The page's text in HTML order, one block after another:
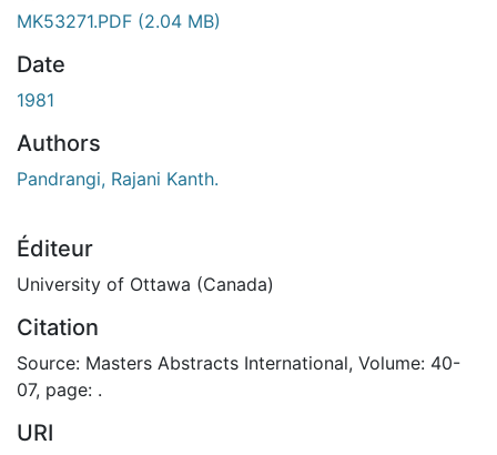
MK53271.PDF (2.04 MB)
Date
1981
Authors
Pandrangi, Rajani Kanth.
Éditeur
University of Ottawa (Canada)
Citation
Source: Masters Abstracts International, Volume: 40-
07, page: .
URI